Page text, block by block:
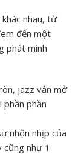
nhau, từ
đến một
phát minh
jazz vẫn mở
phần
nhộn nhịp của
như 1